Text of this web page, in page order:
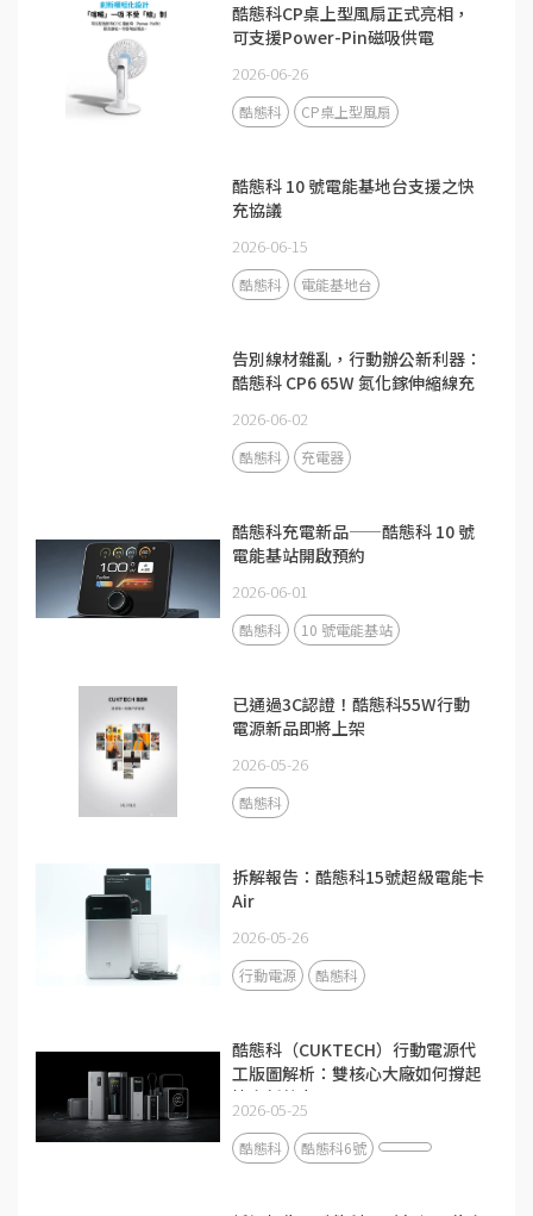
酷態科CP桌上型風扇正式亮相，
可支援Power-Pin磁吸供電
2026-06-26
酷態科 CP桌上型風扇
酷態科 10 號電能基地台支援之快
充協議
2026-06-15
酷態科 電能基地台
告別線材雜亂，行動辦公新利器：
酷態科 CP6 65W 氮化鎵伸縮線充
2026-06-02
酷態科 充電器
酷態科充電新品——酷態科 10 號
電能基站開啟預約
2026-06-01
酷態科 10 號電能基站
已通過3C認證！酷態科55W行動
電源新品即將上架
2026-05-26
酷態科
拆解報告：酷態科15號超級電能卡
Air
2026-05-26
行動電源 酷態科
酷態科（CUKTECH）行動電源代
工版圖解析：雙核心大廠如何撐起
快充新勢力？
2026-05-25
酷態科 酷態科6號